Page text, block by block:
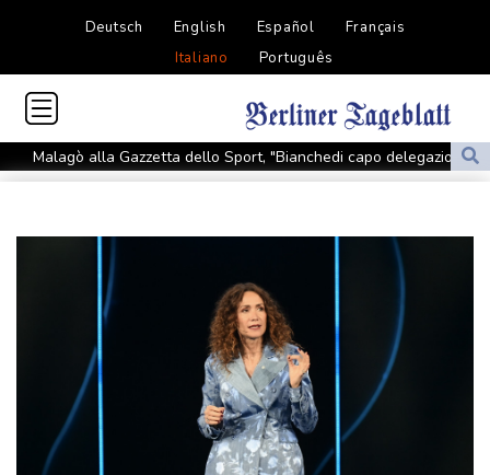
Deutsch English Español
Français
Italiano
Português
Malagò alla Gazzetta dello Sport, "Bianchedi capo delegazione
Azzurri"
'Pentagono ha chiesto alle industrie della difesa di accelerare la
produzione di armi'
La British Columbia dichiara lo stato d'emergenza per i roghi,
20.000 evacuati
La British Columbia dichiara lo stato d'emergenza per i roghi,
20.000 evacuati
I candidati politici Lgbtq+ in Quebec segnalano un'ondata di odio